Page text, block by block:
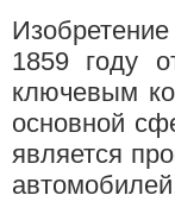
1859 году
ключевым
основной
является